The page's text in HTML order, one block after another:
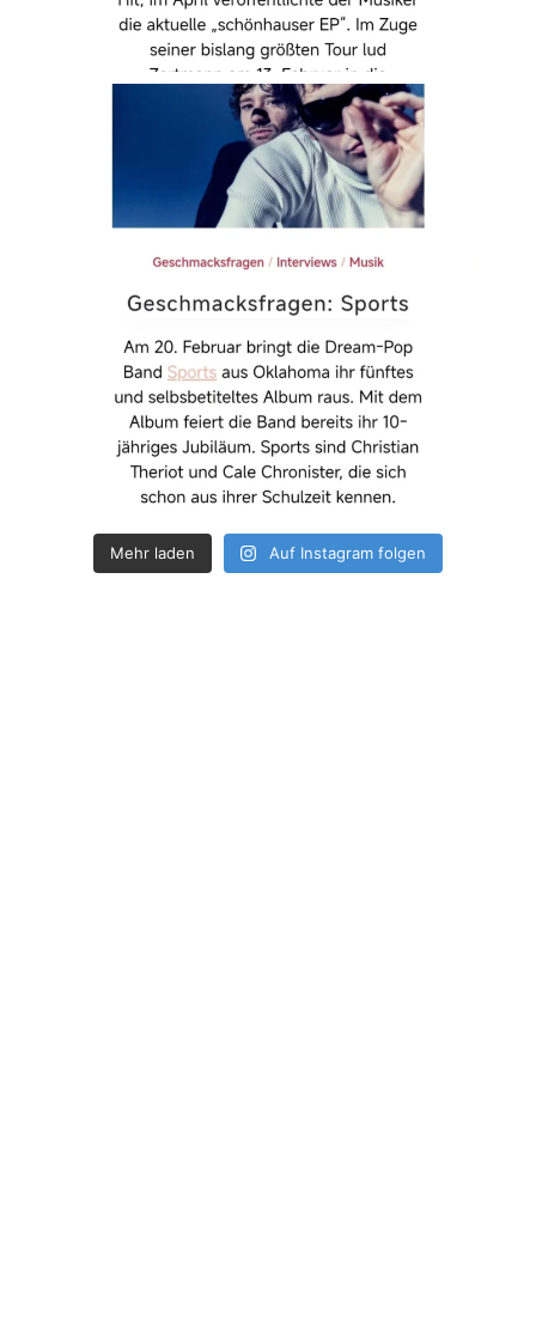
Mehr laden Auf Instagram folgen